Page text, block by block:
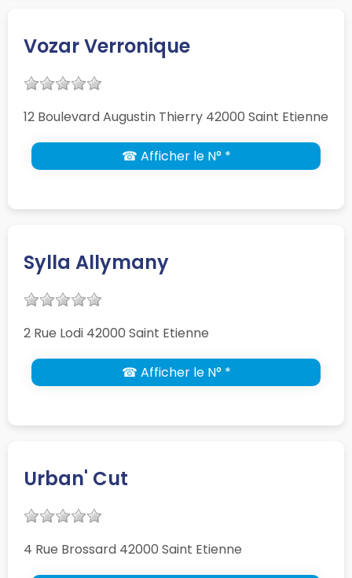
Vozar Verronique
12 Boulevard Augustin Thierry 42000 Saint Etienne
☎ Afficher le N° *
Sylla Allymany
2 Rue Lodi 42000 Saint Etienne
☎ Afficher le N° *
Urban' Cut
4 Rue Brossard 42000 Saint Etienne